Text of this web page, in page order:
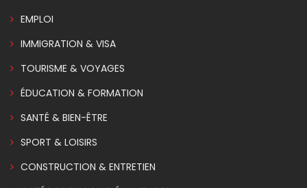
EMPLOI
IMMIGRATION & VISA
TOURISME & VOYAGES
ÉDUCATION & FORMATION
SANTÉ & BIEN-ÊTRE
SPORT & LOISIRS
CONSTRUCTION & ENTRETIEN